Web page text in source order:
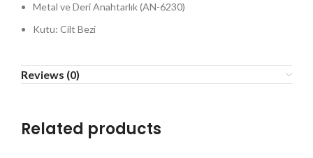
Metal ve Deri Anahtarlık (AN-6230)
Kutu: Cilt Bezi
Reviews (0)
Related products